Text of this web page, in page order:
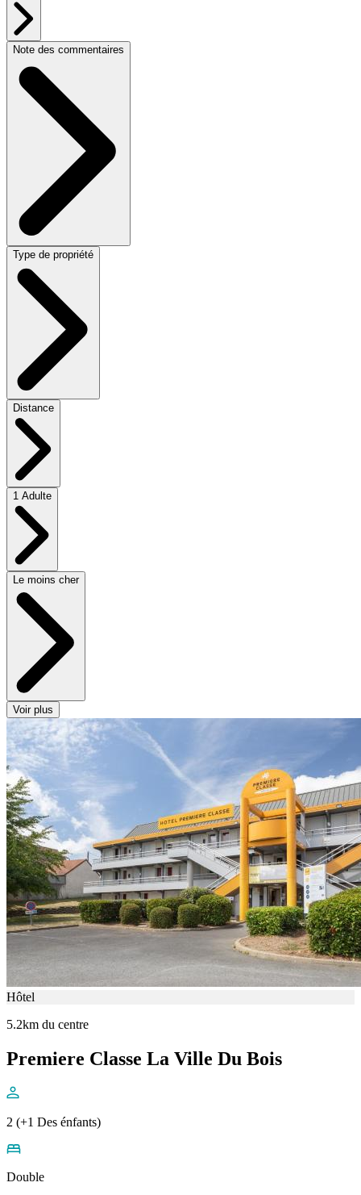
Note des commentaires
Type de propriété
Distance
1 Adulte
Le moins cher
Voir plus
Hôtel
5.2km du centre
Premiere Classe La Ville Du Bois
2 (+1 Des énfants)
Double